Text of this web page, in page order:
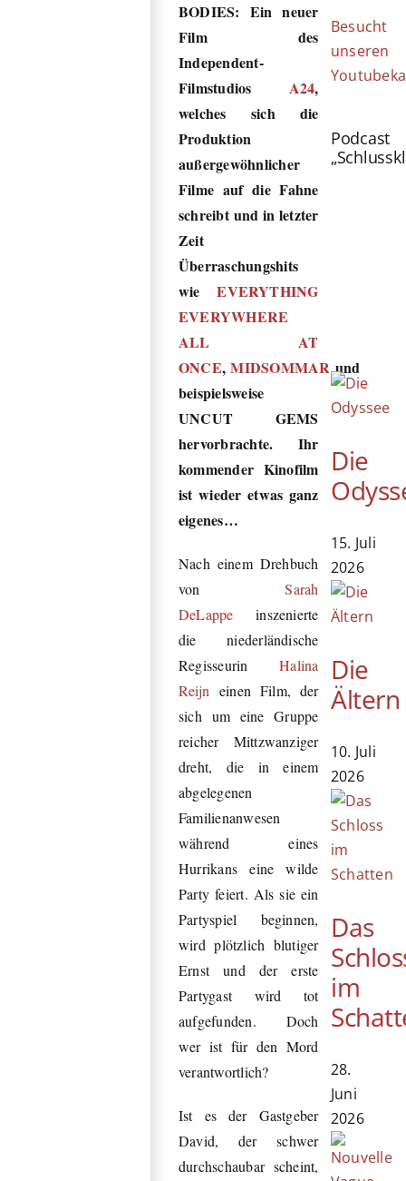
BODIES: Ein neuer
Film des
Independent-
Filmstudios A24,
welches sich die
Produktion
außergewöhnlicher
Filme auf die Fahne
schreibt und in letzter
Zeit
Überraschungshits
wieEVERYTHING
EVERYWHERE
ALL AT
ONCE,MIDSOMMARund
beispielsweise
UNCUT GEMS
hervorbrachte. Ihr
kommender Kinofilm
ist wieder etwas ganz
eigenes…
Nach einem Drehbuch
vonSarah
DeLappe inszenierte
die niederländische
RegisseurinHalina
Reijn einen Film, der
sich um eine Gruppe
reicher Mittzwanziger
dreht, die in einem
abgelegenen
Familienanwesen
während eines
Hurrikans eine wilde
Party feiert. Als sie ein
Partyspiel beginnen,
wird plötzlich blutiger
Ernst und der erste
Partygast wird tot
aufgefunden. Doch
wer ist für den Mord
verantwortlich?
Ist es der Gastgeber
David, der schwer
durchschaubar scheint,
Besucht
unseren
Podcast
Die
15. Juli
2026
Die
Ältern
10. Juli
2026
Das
im
28.
Juni
2026